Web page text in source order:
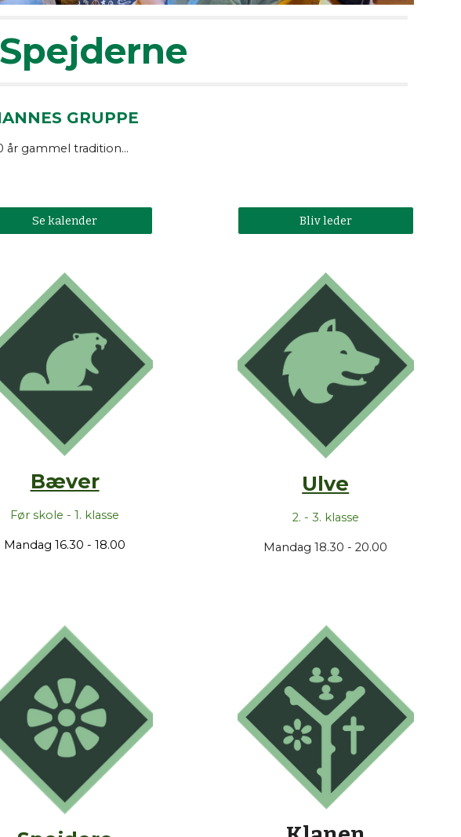
GRUPPE
år gammel tradition...
Se kalender Bliv leder
Bæver
Før skole - 1. klasse
Mandag 16.30 - 18.00
Ulve
2. - 3. klasse
Mandag 18.30 - 20.00